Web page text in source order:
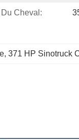
Cheval:
, 371 HP Sinotruck